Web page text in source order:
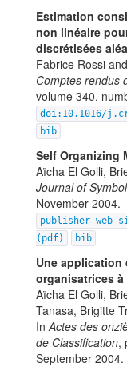
Estimation
non linéaire
discrétisées
Fabrice Rossi
Comptes rendus
volume 340,
doi:10.1016/
bib
Self Organizing
Aïcha El Golli,
Journal of
November 2004.
publisher web
(pdf)
bib
Une
organisatrices
Aïcha El Golli,
Tanasa, Brigitte
InActes des
de Classification,
September 2004.